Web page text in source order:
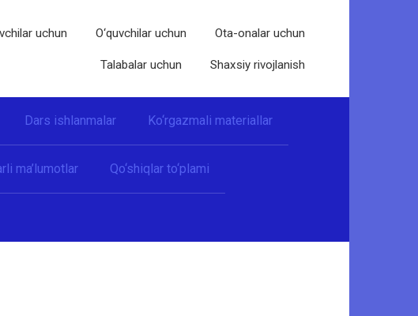
uchun O‘quvchilar uchun Ota-onalar uchun
Talabalar uchun Shaxsiy rivojlanish
Dars ishlanmalar Ko‘rgazmali materiallar
ma’lumotlar Qo‘shiqlar to‘plami